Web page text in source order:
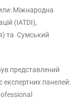
Міжнародна
(IATDI),
та Сумський
представлений
експертних панелей: